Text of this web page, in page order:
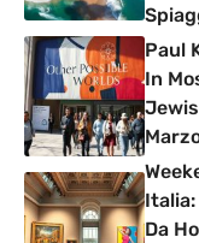
Paul
In
Da